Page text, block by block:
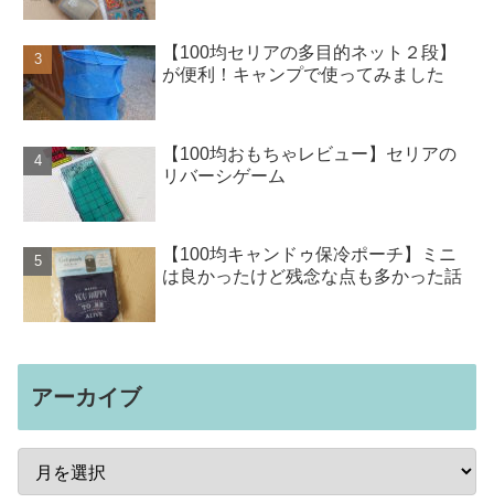
【100均セリアの多目的ネット２段】
が便利！キャンプで使ってみました
【100均おもちゃレビュー】セリアの
リバーシゲーム
【100均キャンドゥ保冷ポーチ】ミニ
は良かったけど残念な点も多かった話
アーカイブ